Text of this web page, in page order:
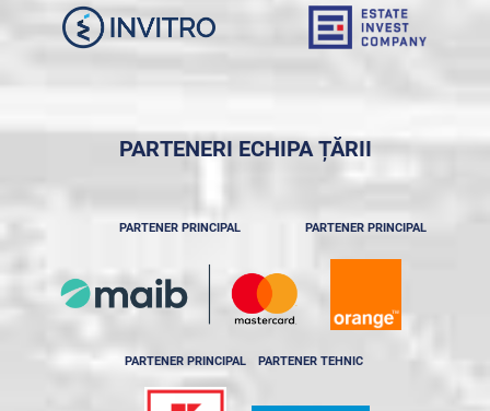
PARTENERI ECHIPA ȚĂRII
PARTENER PRINCIPAL PARTENER PRINCIPAL
PARTENER PRINCIPAL PARTENER TEHNIC